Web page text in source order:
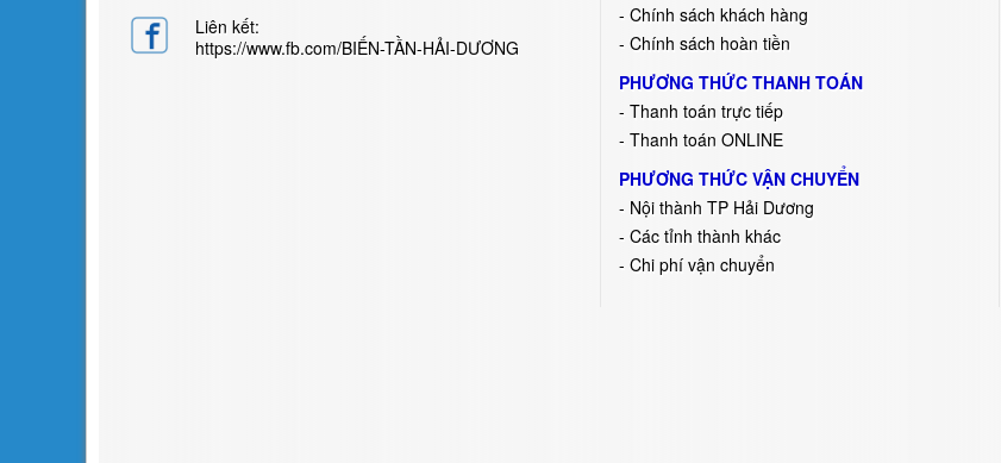
Liên kết:
https://www.fb.com/BIẾN-TẦN-HẢI-DƯƠNG
- Chính sách khách hàng
- Chính sách hoàn tiền
PHƯƠNG THỨC THANH TOÁN
- Thanh toán trực tiếp
- Thanh toán ONLINE
PHƯƠNG THỨC VẬN CHUYỂN
- Nội thành TP Hải Dương
- Các tỉnh thành khác
- Chi phí vận chuyển